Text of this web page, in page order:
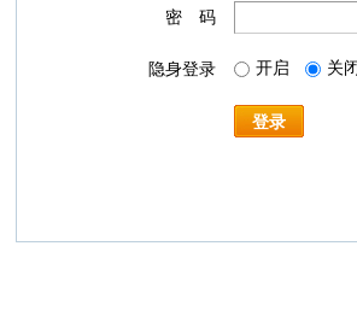
密 码
隐身登录 开启 关闭
登录